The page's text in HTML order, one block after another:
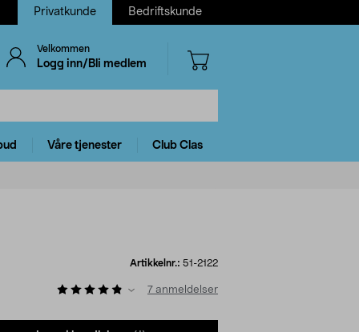
Privatkunde Bedriftskunde
Velkommen
Logg inn/Bli medlem
Våre tjenester Club Clas
Artikkelnr.: 51-2122
7 anmeldelser